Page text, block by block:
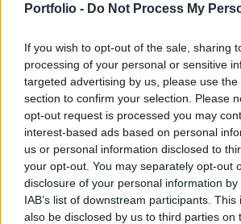
Portfolio - Do Not Process My
If you wish to opt-out of the sale, sharing
processing of your personal or sensitive
targeted advertising by us, please use
section to confirm your selection. Please
opt-out request is processed you may
interest-based ads based on personal
us or personal information disclosed to
your opt-out. You may separately opt-out
disclosure of your personal information
IAB’s list of downstream participants.
also be disclosed by us to third parties on
védekezést szolgáló eszközöket,
Jen Psaki indoklása szerint ezt azért
Államok, mert az országnak, illetve
olyan információk jutottak a birtokába,
jellegű támadásokra is készülhetnek az
Ukrajnában, vagy olyan szabotázs
amelyek végül ürügyet szolgáltatnak az
hogy ilyen támadásokat